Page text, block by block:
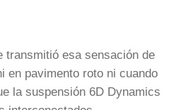
transmitió esa sensación de
en pavimento roto ni cuando
la suspensión 6D Dynamics